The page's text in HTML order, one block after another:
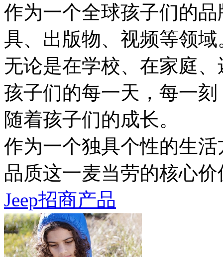
作为一个全球孩子们的
具、出版物、视频等领域
无论是在学校、在家庭
孩子们的每一天，每一
随着孩子们的成长。
作为一个独具个性的生
品质这一麦当劳的核心
Jeep招商产品